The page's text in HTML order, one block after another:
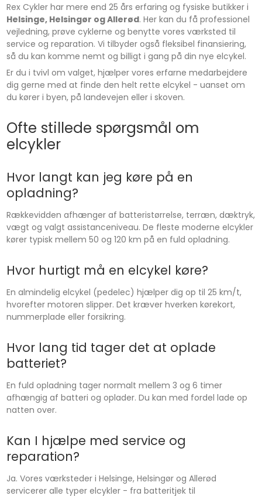
Rex Cykler har mere end 25 års erfaring og fysiske butikker i
Helsinge, Helsingør og Allerød. Her kan du få professionel
vejledning, prøve cyklerne og benytte vores værksted til
service og reparation. Vi tilbyder også fleksibel finansiering,
så du kan komme nemt og billigt i gang på din nye elcykel.
Er du i tvivl om valget, hjælper vores erfarne medarbejdere
dig gerne med at finde den helt rette elcykel - uanset om
du kører i byen, på landevejen eller i skoven.
Ofte stillede spørgsmål om
elcykler
Hvor langt kan jeg køre på en
opladning?
Rækkevidden afhænger af batteristørrelse, terræn, dæktryk,
vægt og valgt assistanceniveau. De fleste moderne elcykler
kører typisk mellem 50 og 120 km på en fuld opladning.
Hvor hurtigt må en elcykel køre?
En almindelig elcykel (pedelec) hjælper dig op til 25 km/t,
hvorefter motoren slipper. Det kræver hverken kørekort,
nummerplade eller forsikring.
Hvor lang tid tager det at oplade
batteriet?
En fuld opladning tager normalt mellem 3 og 6 timer
afhængig af batteri og oplader. Du kan med fordel lade op
natten over.
Kan I hjælpe med service og
reparation?
Ja. Vores værksteder i Helsinge, Helsingør og Allerød
servicerer alle typer elcykler - fra batteritjek til